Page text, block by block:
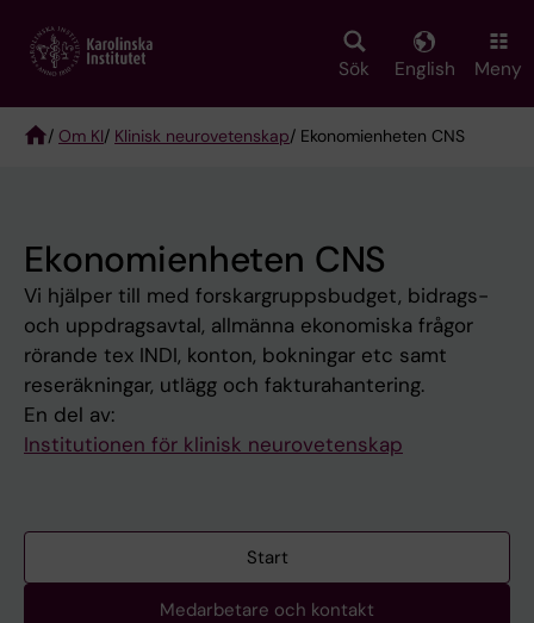
main
Sök English Meny
/ Om KI/ Klinisk neurovetenskap/ Ekonomienheten CNS
Ekonomienheten CNS
Vi hjälper till med forskargruppsbudget, bidrags-
och uppdragsavtal, allmänna ekonomiska frågor
rörande tex INDI, konton, bokningar etc samt
reseräkningar, utlägg och fakturahantering.
En del av:
Institutionen för klinisk neurovetenskap
Start
Medarbetare och kontakt